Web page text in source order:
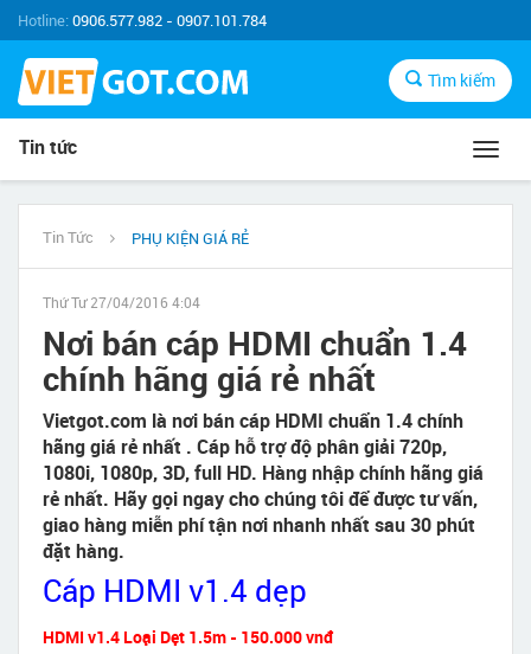
Hotline:0906.577.982 - 0907.101.784
Tìm kiếm
Tin tức
Tin Tức PHỤ KIỆN GIÁ RẺ
Thứ Tư 27/04/2016 4:04
Nơi bán cáp HDMI chuẩn 1.4
chính hãng giá rẻ nhất
Vietgot.com là nơi bán cáp HDMI chuẩn 1.4 chính
hãng giá rẻ nhất . Cáp hỗ trợ độ phân giải 720p,
1080i, 1080p, 3D, full HD. Hàng nhập chính hãng giá
rẻ nhất. Hãy gọi ngay cho chúng tôi để được tư vấn,
giao hàng miễn phí tận nơi nhanh nhất sau 30 phút
đặt hàng.
Cáp HDMI v1.4 dẹp
HDMI v1.4 Loại Dẹt 1.5m - 150.000 vnđ